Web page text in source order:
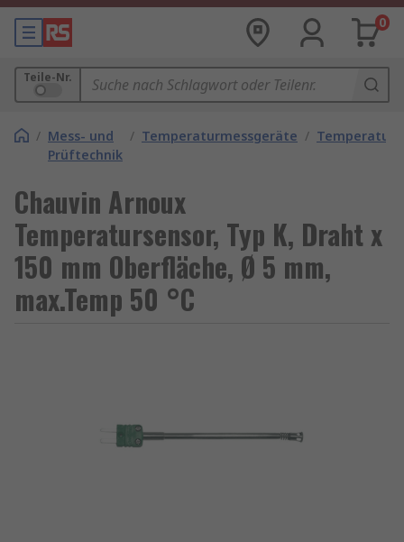
0
Teile-Nr.
/ Mess- und
Prüftechnik
/ Temperaturmessgeräte /
Chauvin Arnoux
Temperatursensor, Typ K, Draht x
150 mm Oberfläche, Ø 5 mm,
max.Temp 50 °C